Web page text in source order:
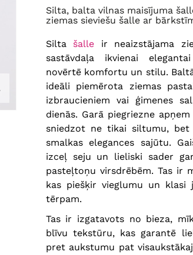
Silta, balta vilnas maisījuma šalle – mīksta,
ziemas sieviešu šalle ar
Silta šalle ir neaizstājama
sastāvdaļa ikvienai
novērtē komfortu un stilu.
ideāli piemērota ziemas
izbraucieniem vai ģimenes
dienās. Garā piegriezne
sniedzot ne tikai siltumu, bet
smalkas elegances sajūtu.
izceļ seju un lieliski sader
pasteļtoņu virsdrēbēm. Tas ir
kas piešķir vieglumu un klasi
tērpam.
Tas ir izgatavots no bieza,
blīvu tekstūru, kas garantē
pret aukstumu pat